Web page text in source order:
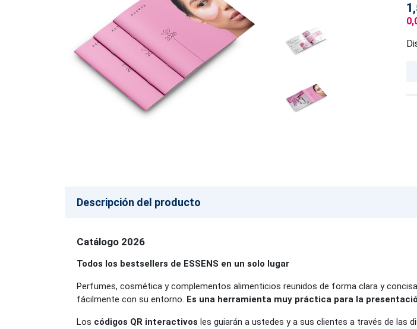
Descripción del producto
Catálogo 2026
Todos los bestsellers de ESSENS en un solo lugar
Perfumes, cosmética y complementos alimenticios reunidos de forma clara y
fácilmente con su entorno. Es una herramienta muy práctica para la
Los códigos QR interactivos les guiarán a ustedes y a sus clientes a través de